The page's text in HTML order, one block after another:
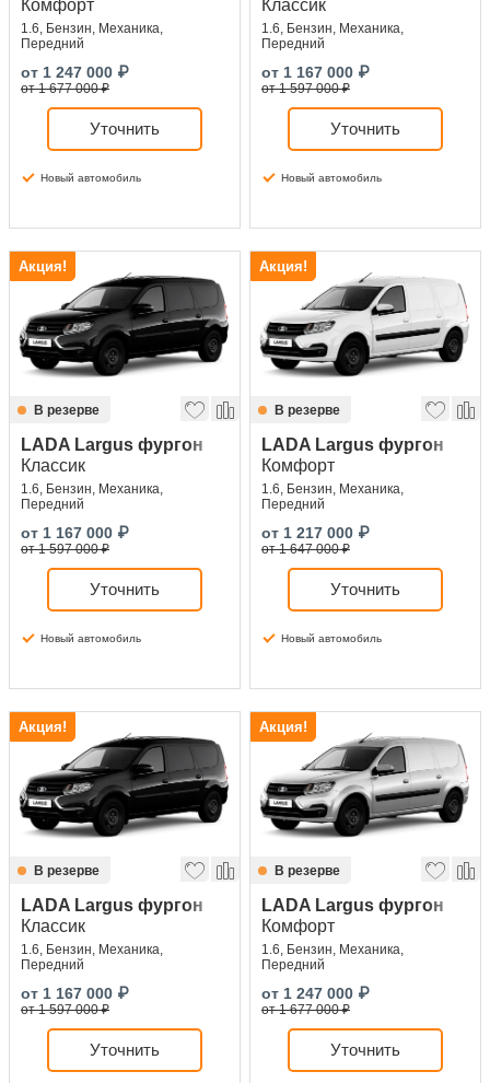
Комфорт
1.6, Бензин, Механика,
Передний
от 1 247 000 ₽
от 1 677 000 ₽
Уточнить
Новый автомобиль
Классик
1.6, Бензин, Механика,
Передний
от 1 167 000 ₽
от 1 597 000 ₽
Уточнить
Новый автомобиль
Акция!
В резерве
LADA Largus фургон
Классик
1.6, Бензин, Механика,
Передний
от 1 167 000 ₽
от 1 597 000 ₽
Уточнить
Новый автомобиль
Акция!
В резерве
LADA Largus фургон
Комфорт
1.6, Бензин, Механика,
Передний
от 1 217 000 ₽
от 1 647 000 ₽
Уточнить
Новый автомобиль
Акция!
В резерве
LADA Largus фургон
Классик
1.6, Бензин, Механика,
Передний
от 1 167 000 ₽
от 1 597 000 ₽
Уточнить
Акция!
В резерве
LADA Largus фургон
Комфорт
1.6, Бензин, Механика,
Передний
от 1 247 000 ₽
от 1 677 000 ₽
Уточнить